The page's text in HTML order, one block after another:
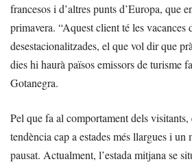
francesos i d’altres punts d’Europa, que
primavera. “Aquest client té les vacances
desestacionalitzades, el que vol dir que
dies hi haurà països emissors de turisme
Gotanegra.
Pel que fa al comportament dels visitants,
tendència cap a estades més llargues i un
pausat. Actualment, l’estada mitjana se